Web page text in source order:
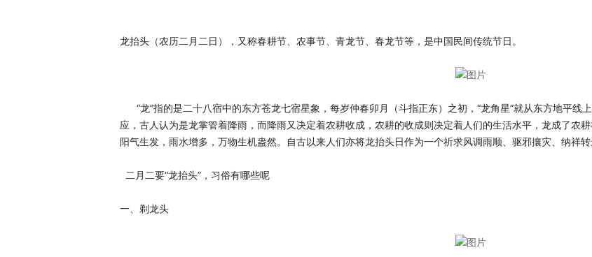
龙抬头（农历二月二日），又称春耕节、农事节、青龙节 、春龙节等，是中国民间传统节日 。
“龙”指的是二十八宿中的东方苍龙七宿星象，每岁仲春卯月（斗指正东）之初，“龙角星”就从东方地平线
应，古人认为是龙掌管着降雨，而降雨又决定着农耕收成，农耕的收成则决定着人们的生活水平，龙成了农
阳气生发，雨水增多，万物生机盎然。自古以来人们亦将龙抬头日作为一个祈求风调雨顺、驱邪攘灾、纳祥转
二月二要“龙抬头”，习俗有哪些呢
一、剃龙头